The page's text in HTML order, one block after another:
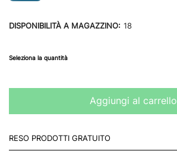
DISPONIBILITÀ A MAGAZZINO: 18
Seleziona la quantità
Aggiungi al carrello
RESO PRODOTTI GRATUITO